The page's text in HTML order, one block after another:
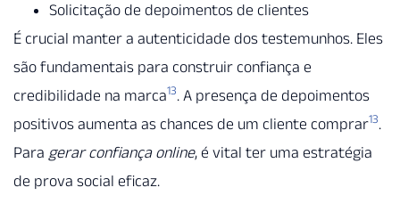
Solicitação de depoimentos de clientes
É crucial manter a autenticidade dos testemunhos. Eles
são fundamentais para construir confiança e
credibilidade na marca13. A presença de depoimentos
positivos aumenta as chances de um cliente comprar13.
Para gerar confiança online, é vital ter uma estratégia
de prova social eficaz.